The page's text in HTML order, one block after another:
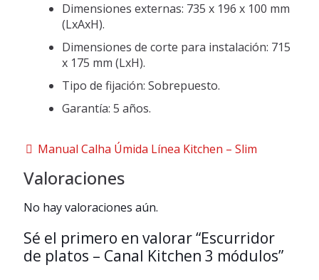
Dimensiones externas: 735 x 196 x 100 mm
(LxAxH).
Dimensiones de corte para instalación: 715
x 175 mm (LxH).
Tipo de fijación: Sobrepuesto.
Garantía: 5 años.
Manual Calha Úmida Línea Kitchen – Slim
Valoraciones
No hay valoraciones aún.
Sé el primero en valorar “Escurridor
de platos – Canal Kitchen 3 módulos”